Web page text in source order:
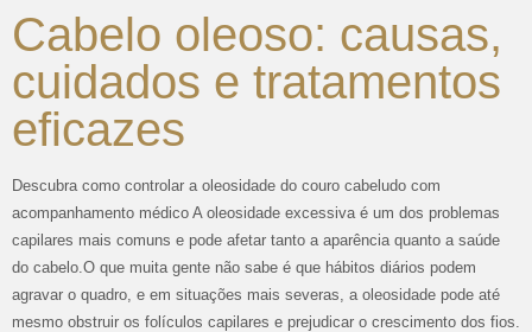
Cabelo oleoso: causas,
cuidados e tratamentos
eficazes
Descubra como controlar a oleosidade do couro cabeludo com
acompanhamento médico A oleosidade excessiva é um dos problemas
capilares mais comuns e pode afetar tanto a aparência quanto a saúde
do cabelo.O que muita gente não sabe é que hábitos diários podem
agravar o quadro, e em situações mais severas, a oleosidade pode até
mesmo obstruir os folículos capilares e prejudicar o crescimento dos fios.